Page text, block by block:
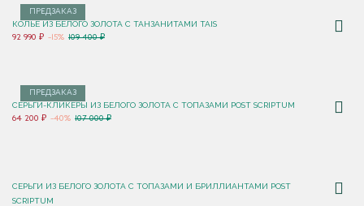
ПРЕДЗАКАЗ
КОЛЬЕ ИЗ БЕЛОГО ЗОЛОТА С ТАНЗАНИТАМИ TAIS
92 990 ₽ -15% 109 400 ₽
ПРЕДЗАКАЗ
СЕРЬГИ-КЛИКЕРЫ ИЗ БЕЛОГО ЗОЛОТА С ТОПАЗАМИ POST SCRIPTUM
64 200 ₽ -40% 107 000 ₽
СЕРЬГИ ИЗ БЕЛОГО ЗОЛОТА С ТОПАЗАМИ И БРИЛЛИАНТАМИ POST
SCRIPTUM